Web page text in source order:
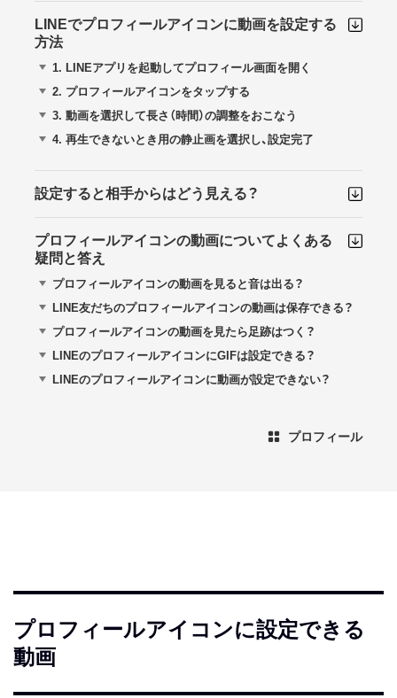
LINEでプロフィールアイコンに動画を設定する
方法
1. LINEアプリを起動してプロフィール画面を開く
2. プロフィールアイコンをタップする
3. 動画を選択して長さ（時間）の調整をおこなう
4. 再生できないとき用の静止画を選択し、設定完了
設定すると相手からはどう見える？
プロフィールアイコンの動画についてよくある
疑問と答え
プロフィールアイコンの動画を見ると音は出る？
LINE友だちのプロフィールアイコンの動画は保存できる？
プロフィールアイコンの動画を見たら足跡はつく？
LINEのプロフィールアイコンにGIFは設定できる？
LINEのプロフィールアイコンに動画が設定できない？
プロフィール
プロフィールアイコンに設定できる
動画